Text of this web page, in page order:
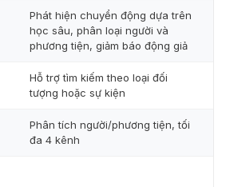
Phát hiện chuyển động dựa trên
học sâu, phân loại người và
phương tiện, giảm báo động giả
Hỗ trợ tìm kiếm theo loại đối
tượng hoặc sự kiện
Phân tích người/phương tiện, tối
đa 4 kênh